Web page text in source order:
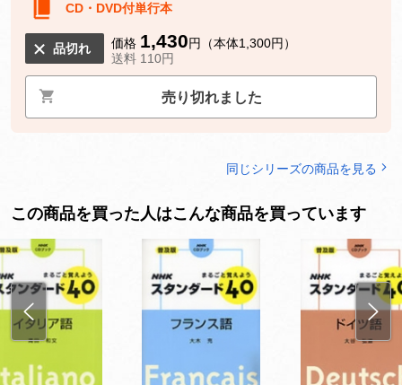
CD・DVD付単行本
品切れ 価格 1,430円（本体1,300円）
送料 110円
売り切れました
同じシリーズの商品を見る
この商品を買った人はこんな商品を買っています